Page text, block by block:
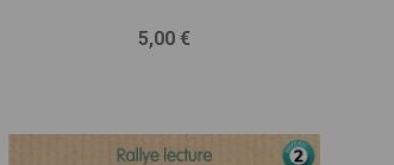
Prix
5,00 €